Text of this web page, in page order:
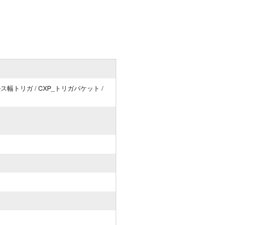
幅トリガ / CXP_トリガパケット /